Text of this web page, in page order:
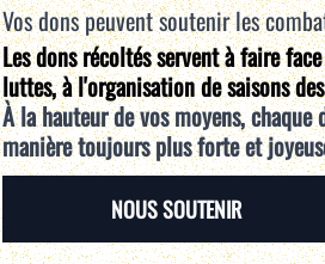
Vos dons peuvent soutenir les
Les dons récoltés servent à faire
luttes, à l'organisation de saisons
À la hauteur de vos moyens,
manière toujours plus forte et
NOUS SOUTENIR